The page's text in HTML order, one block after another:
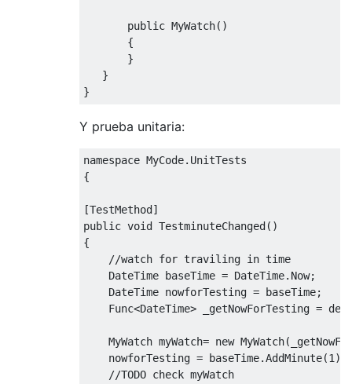
public MyWatch()
{
}
}
}
Y prueba unitaria:
namespace MyCode. UnitTests
{
[TestMethod ]
public void TestminuteChanged ()
{
//watch for traviling in time
DateTime baseTime = DateTime. Now;
DateTime nowforTesting = baseTime;
Func<DateTime> _getNowForTesting =
MyWatch myWatch= new MyWatch(
    nowforTesting
= baseTime.AddMinute(1 );
//TODO check myWatch